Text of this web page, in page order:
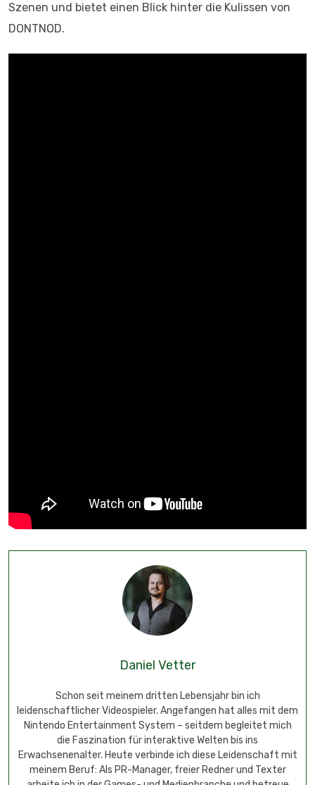
Szenen und bietet einen Blick hinter die Kulissen von
DONTNOD.
Daniel Vetter
Schon seit meinem dritten Lebensjahr bin ich
leidenschaftlicher Videospieler. Angefangen hat alles mit dem
Nintendo Entertainment System – seitdem begleitet mich
die Faszination für interaktive Welten bis ins
Erwachsenenalter. Heute verbinde ich diese Leidenschaft mit
meinem Beruf: Als PR-Manager, freier Redner und Texter